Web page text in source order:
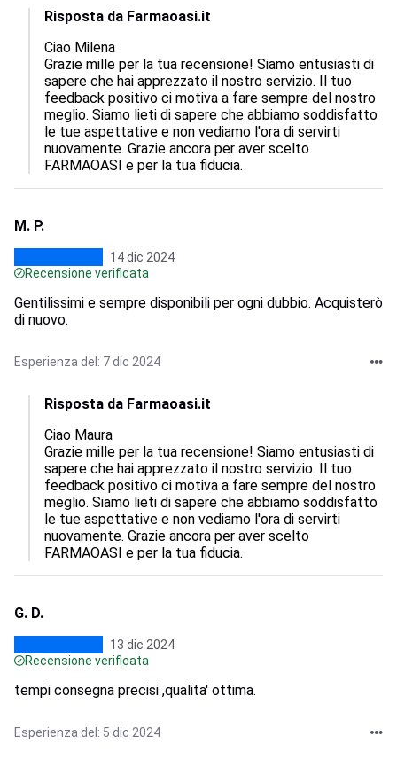
Risposta da Farmaoasi.it
Ciao Milena
Grazie mille per la tua recensione! Siamo entusiasti di
sapere che hai apprezzato il nostro servizio. Il tuo
feedback positivo ci motiva a fare sempre del nostro
meglio. Siamo lieti di sapere che abbiamo soddisfatto
le tue aspettative e non vediamo l'ora di servirti
nuovamente. Grazie ancora per aver scelto
FARMAOASI e per la tua fiducia.
M. P.
14 dic 2024
Recensione verificata
Gentilissimi e sempre disponibili per ogni dubbio. Acquisterò
di nuovo.
Esperienza del: 7 dic 2024
Risposta da Farmaoasi.it
Ciao Maura
Grazie mille per la tua recensione! Siamo entusiasti di
sapere che hai apprezzato il nostro servizio. Il tuo
feedback positivo ci motiva a fare sempre del nostro
meglio. Siamo lieti di sapere che abbiamo soddisfatto
le tue aspettative e non vediamo l'ora di servirti
nuovamente. Grazie ancora per aver scelto
FARMAOASI e per la tua fiducia.
G. D.
13 dic 2024
Recensione verificata
tempi consegna precisi ,qualita' ottima.
Esperienza del: 5 dic 2024